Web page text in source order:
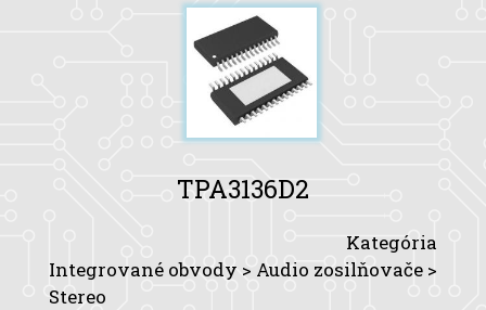
TPA3136D2
Kategória
Integrované obvody > Audio zosilňovače >
Stereo